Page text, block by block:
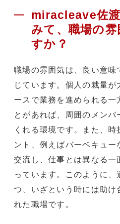
miracleave佐
みて、職場の
すか？
職場の雰囲気は、良い意味
じています。個人の裁量
ースで業務を進められる一
とがあれば、周囲のメンバ
くれる環境です。また、
ント、例えばバーベキュー
交流し、仕事とは異なる一
っています。このように、
つ、いざという時には助け
れた職場です。